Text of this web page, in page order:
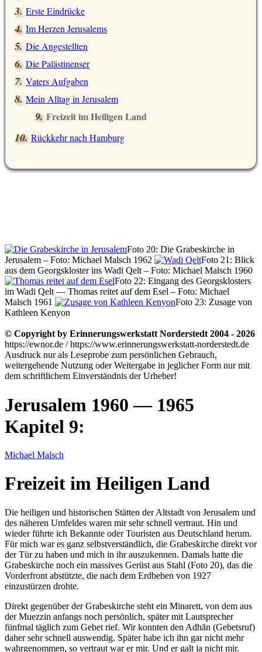
Erste Eindrücke
Im Herzen Jerusalems
Die Angestellten
Die Palästinenser
Vaters Aufgaben
Mein Alltag in Jerusalem
Freizeit im Heiligen Land
Rückkehr nach Hamburg
Foto 20: Die Grabeskirche in
Jerusalem – Foto: Michael Malsch 1962
Foto 21: Blick
aus dem Georgskloster ins Wadi Qelt – Foto: Michael Malsch 1960
Foto 22: Eingang des Georgsklosters
im Wadi Qelt — Thomas reitet auf dem Esel – Foto: Michael
Malsch 1961
Foto 23: Zusage von
Kathleen Kenyon
© Copyright by Erinnerungswerkstatt Norderstedt 2004 - 2026
https://ewnor.de / https://www.erinnerungswerkstatt-norderstedt.de
Ausdruck nur als Leseprobe zum persönlichen Gebrauch,
weitergehende Nutzung oder Weitergabe in jeglicher Form nur mit
dem schriftlichem Einverständnis der Urheber!
Jerusalem 1960 — 1965
Kapitel 9:
Michael Malsch
Freizeit im Heiligen Land
Die heiligen und historischen Stätten der Altstadt von Jerusalem und
des näheren Umfeldes waren mir sehr schnell vertraut. Hin und
wieder führte ich Bekannte oder Touristen aus Deutschland herum.
Für mich war es ganz selbstverständlich, die Grabeskirche direkt vor
der Tür zu haben und mich in ihr auszukennen. Damals hatte die
Grabeskirche noch ein massives Gerüst aus Stahl (Foto 20), das die
Vorderfront abstützte, die nach dem Erdbeben von 1927
einzustürzen drohte.
Direkt gegenüber der Grabeskirche steht ein Minarett, von dem aus
der Muezzin anfangs noch persönlich, später mit Lautsprecher
fünfmal täglich zum Gebet rief. Wir konnten den Adhān (Gebetsruf)
daher sehr schnell auswendig. Später habe ich ihn gar nicht mehr
wahrgenommen, so vertraut war er mir. Und er galt ja nicht mir.